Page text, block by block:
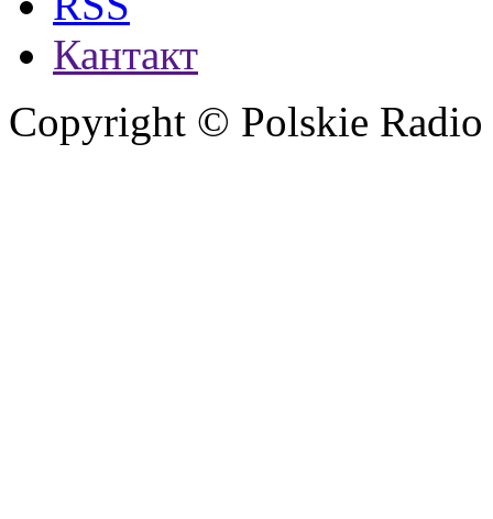
Кантакт
Copyright © Polskie